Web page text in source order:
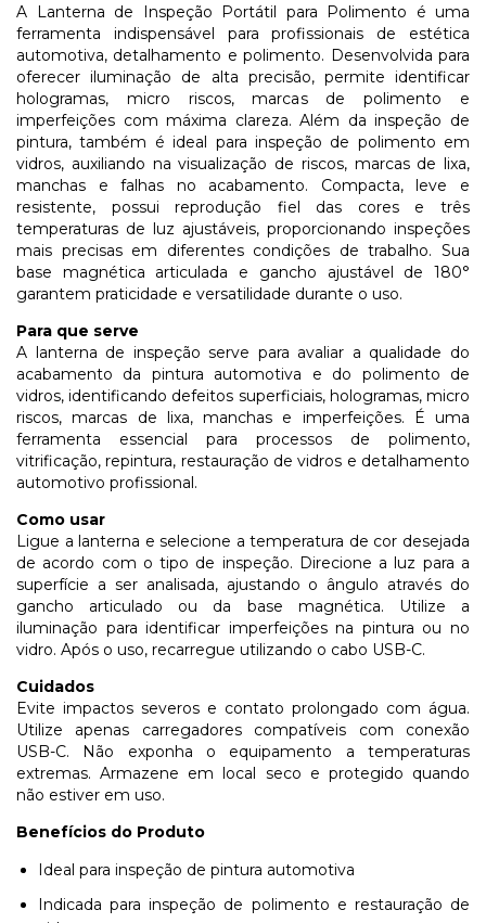
A Lanterna de Inspeção Portátil para Polimento é uma
ferramenta indispensável para profissionais de estética
automotiva, detalhamento e polimento. Desenvolvida para
oferecer iluminação de alta precisão, permite identificar
hologramas, micro riscos, marcas de polimento e
imperfeições com máxima clareza. Além da inspeção de
pintura, também é ideal para inspeção de polimento em
vidros, auxiliando na visualização de riscos, marcas de lixa,
manchas e falhas no acabamento. Compacta, leve e
resistente, possui reprodução fiel das cores e três
temperaturas de luz ajustáveis, proporcionando inspeções
mais precisas em diferentes condições de trabalho. Sua
base magnética articulada e gancho ajustável de 180°
garantem praticidade e versatilidade durante o uso.
Para que serve
A lanterna de inspeção serve para avaliar a qualidade do
acabamento da pintura automotiva e do polimento de
vidros, identificando defeitos superficiais, hologramas, micro
riscos, marcas de lixa, manchas e imperfeições. É uma
ferramenta essencial para processos de polimento,
vitrificação, repintura, restauração de vidros e detalhamento
automotivo profissional.
Como usar
Ligue a lanterna e selecione a temperatura de cor desejada
de acordo com o tipo de inspeção. Direcione a luz para a
superfície a ser analisada, ajustando o ângulo através do
gancho articulado ou da base magnética. Utilize a
iluminação para identificar imperfeições na pintura ou no
vidro. Após o uso, recarregue utilizando o cabo USB-C.
Cuidados
Evite impactos severos e contato prolongado com água.
Utilize apenas carregadores compatíveis com conexão
USB-C. Não exponha o equipamento a temperaturas
extremas. Armazene em local seco e protegido quando
não estiver em uso.
Benefícios do Produto
Ideal para inspeção de pintura automotiva
Indicada para inspeção de polimento e restauração de